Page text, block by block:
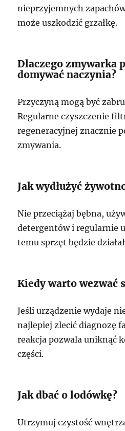
nieprzyjemnych
może uszkodzić grzałkę.
Dlaczego zmywarka
domywać naczynia?
Przyczyną mogą być
Regularne czyszczenie
regeneracyjnej znacznie
zmywania.
Jak wydłużyć
Nie przeciążaj bębna,
detergentów i regularnie
temu sprzęt będzie
Kiedy warto wezwać
Jeśli urządzenie wydaje
najlepiej zlecić diagnozę
reakcja pozwala uniknąć
części.
Jak dbać o lodówkę?
Utrzymuj czystość